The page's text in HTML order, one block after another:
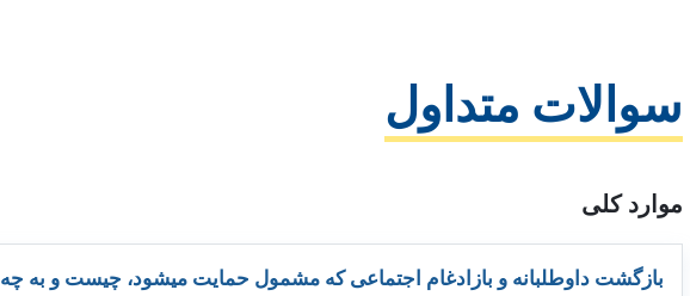
سوالات متداول
موارد کلی
بازگشت داوطلبانه و بازادغام اجتماعی که مشمول حمایت میشود، چیست و به چه